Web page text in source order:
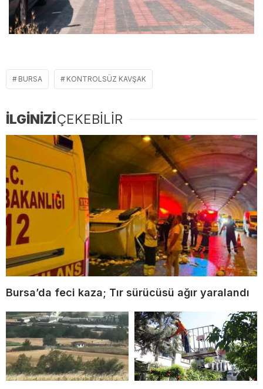
BURSA KONTROLSÜZ KAVŞAK
İLGİNİZİÇEKEBİLİR
Bursa’da feci kaza; Tır sürücüsü ağır yaralandı